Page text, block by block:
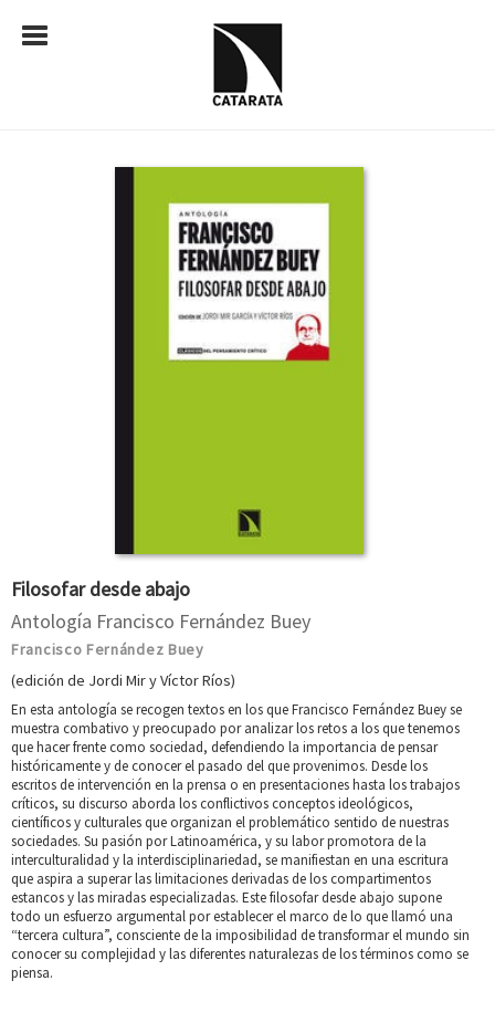
Filosofar desde abajo
Antología Francisco Fernández Buey
Francisco Fernández Buey
(edición de Jordi Mir y Víctor Ríos)
En esta antología se recogen textos en los que Francisco Fernández Buey se
muestra combativo y preocupado por analizar los retos a los que tenemos
que hacer frente como sociedad, defendiendo la importancia de pensar
históricamente y de conocer el pasado del que provenimos. Desde los
escritos de intervención en la prensa o en presentaciones hasta los trabajos
críticos, su discurso aborda los conflictivos conceptos ideológicos,
científicos y culturales que organizan el problemático sentido de nuestras
sociedades. Su pasión por Latinoamérica, y su labor promotora de la
interculturalidad y la interdisciplinariedad, se manifiestan en una escritura
que aspira a superar las limitaciones derivadas de los compartimentos
estancos y las miradas especializadas. Este filosofar desde abajo supone
todo un esfuerzo argumental por establecer el marco de lo que llamó una
“tercera cultura”, consciente de la imposibilidad de transformar el mundo sin
conocer su complejidad y las diferentes naturalezas de los términos como se
piensa.